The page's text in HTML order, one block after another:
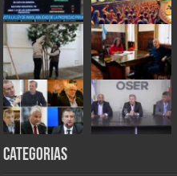
Categorias